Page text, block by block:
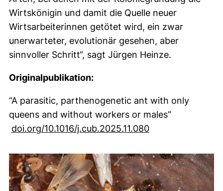
Wirtskönigin und damit die Quelle neuer
Wirtsarbeiterinnen getötet wird, ein zwar
unerwarteter, evolutionär gesehen, aber
sinnvoller Schritt“, sagt Jürgen Heinze.
Originalpublikation:
“A parasitic, parthenogenetic ant with only
queens and without workers or males”
doi.org/10.1016/j.cub.2025.11.080